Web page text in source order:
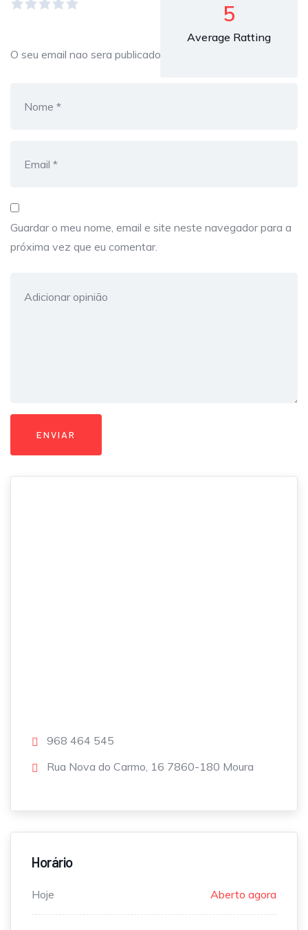
5
Average Ratting
O seu email nao sera publicado.
Guardar o meu nome, email e site neste navegador para a
próxima vez que eu comentar.
968 464 545
Rua Nova do Carmo, 16 7860-180 Moura
Horário
Hoje Aberto agora